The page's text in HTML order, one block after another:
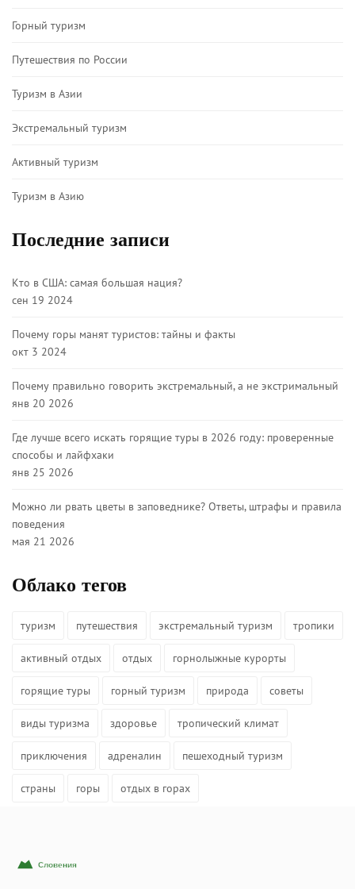
Горный туризм
Путешествия по России
Туризм в Азии
Экстремальный туризм
Активный туризм
Туризм в Азию
Последние записи
Кто в США: самая большая нация?
сен 19 2024
Почему горы манят туристов: тайны и факты
окт 3 2024
Почему правильно говорить экстремальный, а не экстримальный
янв 20 2026
Где лучше всего искать горящие туры в 2026 году: проверенные
способы и лайфхаки
янв 25 2026
Можно ли рвать цветы в заповеднике? Ответы, штрафы и правила
поведения
мая 21 2026
Облако тегов
туризм путешествия экстремальный туризм тропики
активный отдых отдых горнолыжные курорты
горящие туры горный туризм природа советы
виды туризма здоровье тропический климат
приключения адреналин пешеходный туризм
страны горы отдых в горах